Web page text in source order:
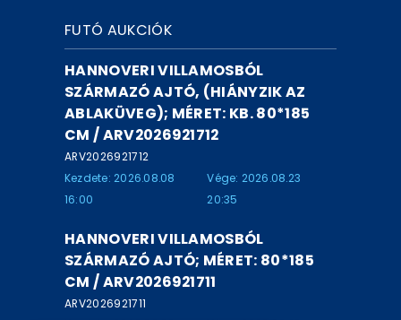
FUTÓ AUKCIÓK
HANNOVERI VILLAMOSBÓL
SZÁRMAZÓ AJTÓ, (HIÁNYZIK AZ
ABLAKÜVEG); MÉRET: KB. 80*185
CM / ARV2026921712
ARV2026921712
Kezdete: 2026.08.08
16:00
Vége: 2026.08.23
20:35
HANNOVERI VILLAMOSBÓL
SZÁRMAZÓ AJTÓ; MÉRET: 80*185
CM / ARV2026921711
ARV2026921711